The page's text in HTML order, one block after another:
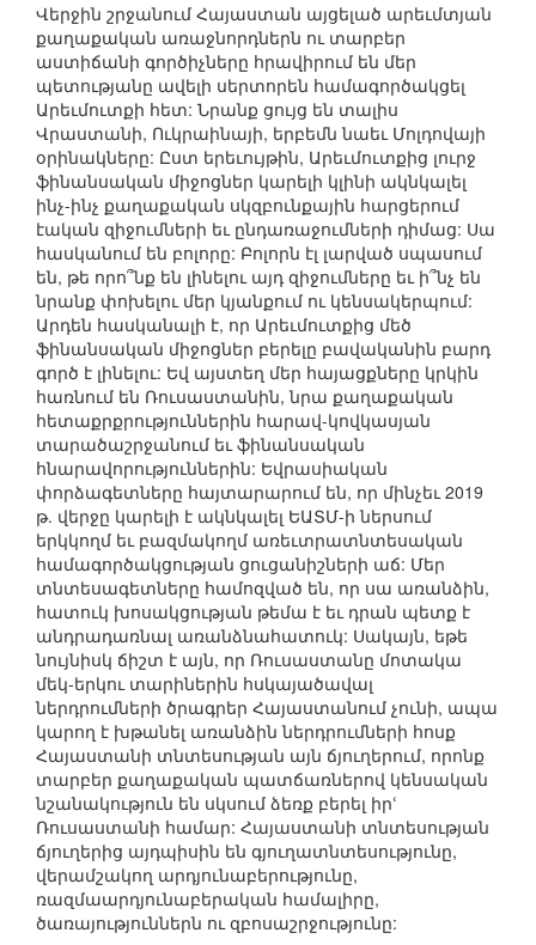
Վերջին շրջանում Հայաստան այցելած արեւմտյան
քաղաքական առաջնորդներն ու տարբեր
աստիճանի գործիչները հրավիրում են մեր
պետությանը ավելի սերտորեն համագործակցել
Արեւմուտքի հետ: Նրանք ցույց են տալիս
Վրաստանի, Ուկրաինայի, երբեմն նաեւ Մոլդովայի
օրինակները: Ըստ երեւույթին, Արեւմուտքից լուրջ
ֆինանսական միջոցներ կարելի կլինի ակնկալել
ինչ-ինչ քաղաքական սկզբունքային հարցերում
էական զիջումների եւ ընդառաջումների դիմաց: Սա
հասկանում են բոլորը: Բոլորն էլ լարված սպասում
են, թե որո՞նք են լինելու այդ զիջումները եւ ի՞նչ են
նրանք փոխելու մեր կյանքում ու կենսակերպում:
Արդեն հասկանալի է, որ Արեւմուտքից մեծ
ֆինանսական միջոցներ բերելը բավականին բարդ
գործ է լինելու: Եվ այստեղ մեր հայացքները կրկին
հառնում են Ռուսաստանին, նրա քաղաքական
հետաքրքրություններին հարավ-կովկասյան
տարածաշրջանում եւ ֆինանսական
հնարավորություններին: Եվրասիական
փորձագետները հայտարարում են, որ մինչեւ 2019
թ. վերջը կարելի է ակնկալել ԵԱՏՄ-ի ներսում
երկկողմ եւ բազմակողմ առեւտրատնտեսական
համագործակցության ցուցանիշների աճ: Մեր
տնտեսագետները համոզված են, որ սա առանձին,
հատուկ խոսակցության թեմա է եւ դրան պետք է
անդրադառնալ առանձնահատուկ: Սակայն, եթե
նույնիսկ ճիշտ է այն, որ Ռուսաստանը մոտակա
մեկ-երկու տարիներին հսկայածավալ
ներդրումների ծրագրեր Հայաստանում չունի, ապա
կարող է խթանել առանձին ներդրումների հոսք
Հայաստանի տնտեսության այն ճյուղերում, որոնք
տարբեր քաղաքական պատճառներով կենսական
նշանակություն են սկսում ձեռք բերել իրՙ
Ռուսաստանի համար: Հայաստանի տնտեսության
ճյուղերից այդպիսին են գյուղատնտեսությունը,
վերամշակող արդյունաբերությունը,
ռազմաարդյունաբերական համալիրը,
ծառայություններն ու զբոսաշրջությունը: